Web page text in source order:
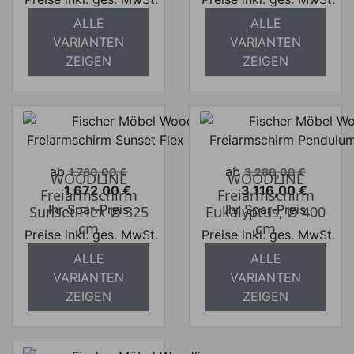
absolut
versandkostenfrei
ALLE
VARIANTEN
ZEIGEN
absolut
versandkostenfrei
ALLE
VARIANTEN
ZEIGEN
Verkaufspreis
ab 1.760,00 €
Preis
1.672,00 €
Ihr Spar-Preis
Preise inkl. ges. MwSt.
absolut
versandkostenfrei
WOODLINE
Freiarmschirm
Sunset Flex Ø 325
cm
ALLE
VARIANTEN
ZEIGEN
Verkaufspreis
ab 3.280,00 €
Preis
3.116,00 €
Ihr Spar-Preis
Preise inkl. ges. MwSt.
absolut
versandkostenfrei
WOODLINE
Freiarmschirm
Eukalyptus, Ø 400
cm
ALLE
VARIANTEN
ZEIGEN